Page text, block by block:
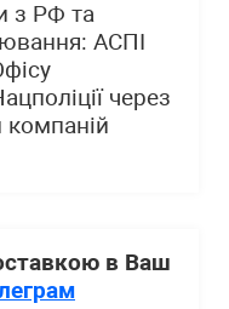
з РФ та
АСПІ
через
компаній
в Ваш